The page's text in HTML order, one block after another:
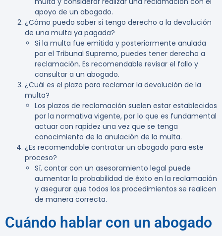
apoyo de un abogado.
¿Cómo puedo saber si tengo derecho a la devolución
de una multa ya pagada?
Si la multa fue emitida y posteriormente anulada
por el Tribunal Supremo, puedes tener derecho a
reclamación. Es recomendable revisar el fallo y
consultar a un abogado.
¿Cuál es el plazo para reclamar la devolución de la
multa?
Los plazos de reclamación suelen estar establecidos
por la normativa vigente, por lo que es fundamental
actuar con rapidez una vez que se tenga
conocimiento de la anulación de la multa.
¿Es recomendable contratar un abogado para este
proceso?
Sí, contar con un asesoramiento legal puede
aumentar la probabilidad de éxito en la reclamación
y asegurar que todos los procedimientos se realicen
de manera correcta.
Cuándo hablar con un abogado